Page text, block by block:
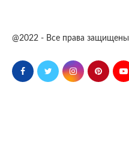
@2022 - Все права защищены